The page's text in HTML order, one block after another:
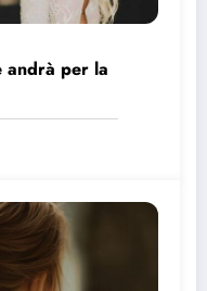
andrà per la